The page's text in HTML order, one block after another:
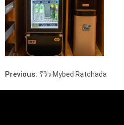
Previous: รีวิว Mybed Ratchada